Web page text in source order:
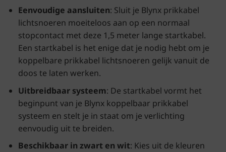
Eenvoudige aansluiten: Sluit je Blynx prikkabel
lichtsnoeren moeiteloos aan op een normaal
stopcontact met deze 1,5 meter lange startkabel.
Een startkabel is het enige dat je nodig hebt om je
koppelbare prikkabel lichtsnoeren gelijk vanuit de
doos te laten werken.
Uitbreidbaar systeem: De startkabel vormt het
beginpunt van je Blynx koppelbaar prikkabel
systeem en stelt je in staat om je verlichting
eenvoudig uit te breiden.
Beschikbaar in zwart en wit: Kies uit de kleuren